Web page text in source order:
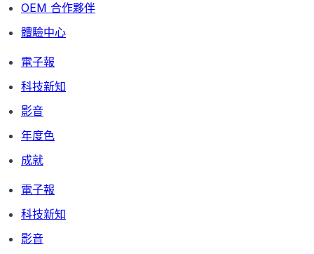
OEM 合作夥伴
體驗中心
電子報
科技新知
影音
年度色
成就
電子報
科技新知
影音